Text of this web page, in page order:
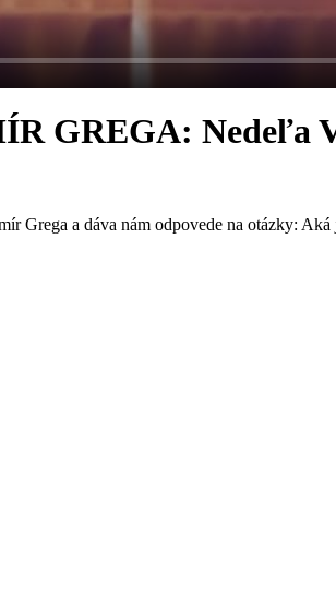
GREGA: Nedeľa
a dáva nám odpovede na otázky: